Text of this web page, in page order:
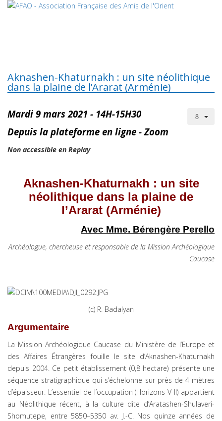
Aknashen-Khaturnakh : un site néolithique
dans la plaine de l’Ararat (Arménie)
Mardi 9 mars 2021 - 14H-15H30
Depuis la plateforme en ligne - Zoom
Non accessible en Replay
Aknashen-Khaturnakh : un site
néolithique dans la plaine de
l’Ararat (Arménie)
Avec Mme. Bérengère Perello
Archéologue, chercheuse et responsable de la Mission Archéologique
Caucase
(c) R. Badalyan
Argumentaire
La Mission Archéologique Caucase du Ministère de l’Europe et
des Affaires Étrangères fouille le site d’Aknashen-Khaturnakh
depuis 2004. Ce petit établissement (0,8 hectare) présente une
séquence stratigraphique qui s’échelonne sur près de 4 mètres
d’épaisseur. L’essentiel de l’occupation (Horizons V-II) appartient
au Néolithique récent, à la culture dite d’Aratashen-Shulaveri-
Shomutepe, entre 5850–5350 av. J.-C. Nos quinze années de